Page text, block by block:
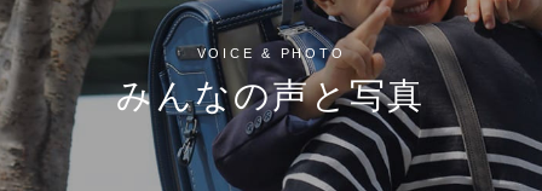
VOICE & PHOTO
みんなの声と写真